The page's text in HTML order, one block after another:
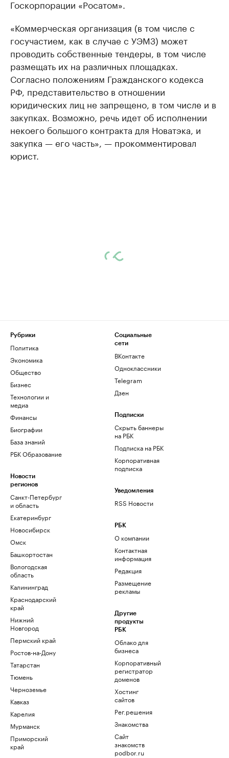
Госкорпорации «Росатом».
«Коммерческая организация (в том числе с
госучастием, как в случае с УЭМЗ) может
проводить собственные тендеры, в том числе
размещать их на различных площадках.
Согласно положениям Гражданского кодекса
РФ, представительство в отношении
юридических лиц не запрещено, в том числе и в
закупках. Возможно, речь идет об исполнении
некоего большого контракта для Новатэка, и
закупка — его часть», — прокомментировал
юрист.
Рубрики
Политика
Экономика
Общество
Бизнес
Технологии и
медиа
Финансы
Биографии
База знаний
РБК Образование
Новости
регионов
Санкт-Петербург
и область
Екатеринбург
Новосибирск
Омск
Башкортостан
Вологодская
область
Калининград
Краснодарский
край
Нижний
Новгород
Пермский край
Ростов-на-Дону
Татарстан
Тюмень
Черноземье
Кавказ
Карелия
Мурманск
Приморский
край
Социальные
сети
ВКонтакте
Одноклассники
Telegram
Дзен
Подписки
Скрыть баннеры
на РБК
Подписка на РБК
Корпоративная
подписка
Уведомления
RSS Новости
РБК
О компании
Контактная
информация
Редакция
Размещение
рекламы
Другие
продукты
РБК
Облако для
бизнеса
Корпоративный
регистратор
доменов
Хостинг
сайтов
Рег.решения
Знакомства
Сайт
знакомств
podbor.ru